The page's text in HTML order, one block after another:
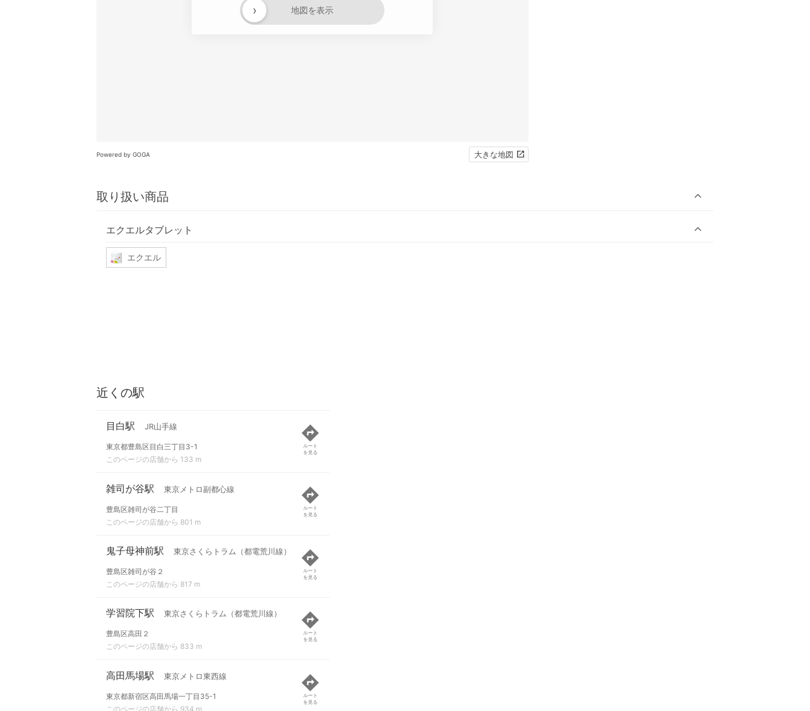
地図を表示
›
Powered by GOGA 大きな地図
取り扱い商品
エクエルタブレット
エクエル
近くの駅
目白駅 JR山手線
東京都豊島区目白三丁目3-1
このページの店舗から 133 m
ルート
を見る
雑司が谷駅 東京メトロ副都心線
豊島区雑司が谷二丁目
このページの店舗から 801 m
ルート
を見る
鬼子母神前駅 東京さくらトラム（都電荒川線）
豊島区雑司が谷２
このページの店舗から 817 m
ルート
を見る
学習院下駅 東京さくらトラム（都電荒川線）
豊島区高田２
このページの店舗から 833 m
ルート
を見る
高田馬場駅 東京メトロ東西線
東京都新宿区高田馬場一丁目35-1
このページの店舗から 934 m
ルート
を見る